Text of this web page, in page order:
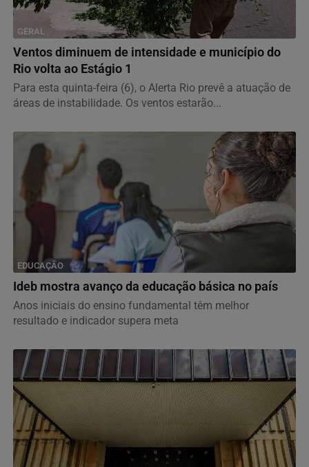
GERAL
Ventos diminuem de intensidade e município do
Rio volta ao Estágio 1
Para esta quinta-feira (6), o Alerta Rio prevê a atuação de
áreas de instabilidade. Os ventos estarão...
EDUCAÇÃO
Ideb mostra avanço da educação básica no país
Anos iniciais do ensino fundamental têm melhor
resultado e indicador supera meta